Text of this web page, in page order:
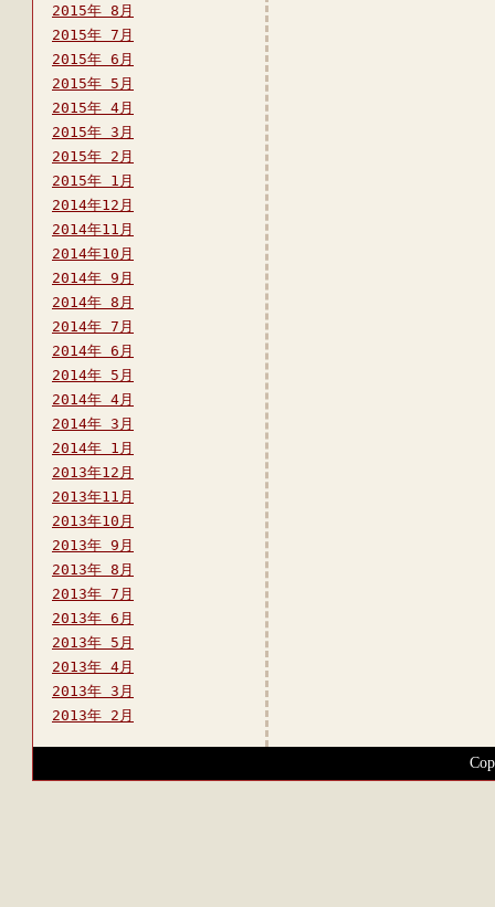
2015年 8月
2015年 7月
2015年 6月
2015年 5月
2015年 4月
2015年 3月
2015年 2月
2015年 1月
2014年12月
2014年11月
2014年10月
2014年 9月
2014年 8月
2014年 7月
2014年 6月
2014年 5月
2014年 4月
2014年 3月
2014年 1月
2013年12月
2013年11月
2013年10月
2013年 9月
2013年 8月
2013年 7月
2013年 6月
2013年 5月
2013年 4月
2013年 3月
2013年 2月